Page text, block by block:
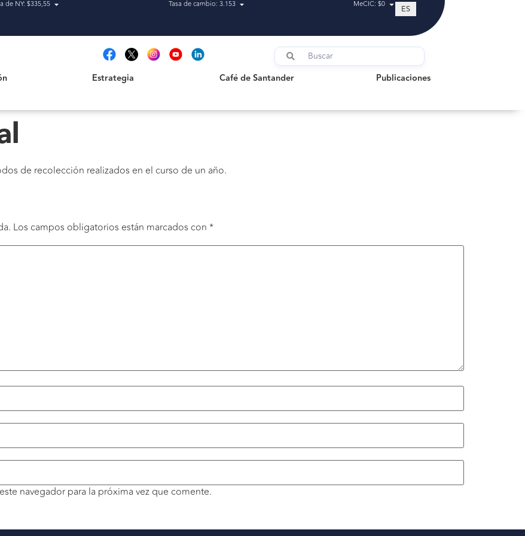
de NY: $335,55 Tasa de cambio: 3.153 MeCIC: $0 ES
Estrategia Café de Santander Publicaciones
Publicaciones
de recolección realizados en el curso de un año.
Los campos obligatorios están marcados con *
navegador para la próxima vez que comente.